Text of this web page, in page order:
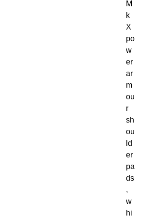
M
k
X
po
w
er
ar
m
ou
r
sh
ou
ld
er
pa
ds
,
w
hi